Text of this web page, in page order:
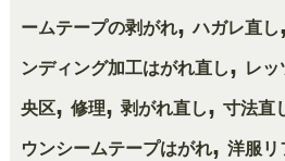
ームテープの剥がれ,ハガレ直し,
ンディング加工はがれ直し, レッ
央区, 修理, 剥がれ直し, 寸法直
ウンシームテープはがれ, 洋服リ